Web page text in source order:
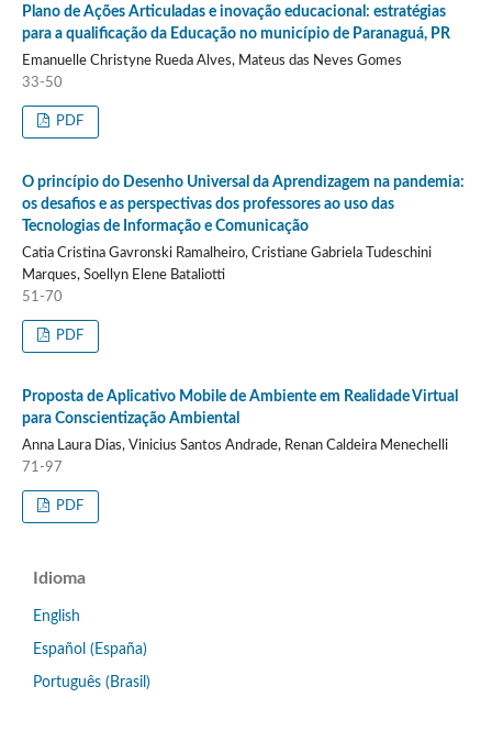
Plano de Ações Articuladas e inovação educacional: estratégias
para a qualificação da Educação no município de Paranaguá, PR
Emanuelle Christyne Rueda Alves, Mateus das Neves Gomes
33-50
PDF
O princípio do Desenho Universal da Aprendizagem na pandemia:
os desafios e as perspectivas dos professores ao uso das
Tecnologias de Informação e Comunicação
Catia Cristina Gavronski Ramalheiro, Cristiane Gabriela Tudeschini
Marques, Soellyn Elene Bataliotti
51-70
PDF
Proposta de Aplicativo Mobile de Ambiente em Realidade Virtual
para Conscientização Ambiental
Anna Laura Dias, Vinicius Santos Andrade, Renan Caldeira Menechelli
71-97
PDF
Idioma
English
Español (España)
Português (Brasil)